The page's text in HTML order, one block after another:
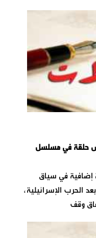
حلقة في مسلسل
إضافية في سياق
الحرب الإسرائيلية،
وقف